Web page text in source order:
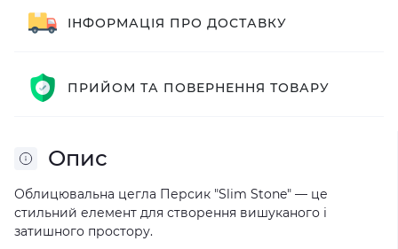
Опис
Облицювальна цегла Персик "Slim Stone" — це
стильний елемент для створення вишуканого і
затишного простору.
ІНФОРМАЦІЯ ПРО ДОСТАВКУ
ПРИЙОМ ТА ПОВЕРНЕННЯ ТОВАРУ